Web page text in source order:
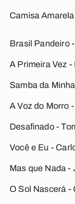
Camisa Amarela
Brasil Pandeiro-
A Primeira Vez -
Samba da
A Voz do Morro
Desafinado-
Você e Eu -
Mas que Nada -
O Sol Nascerá -